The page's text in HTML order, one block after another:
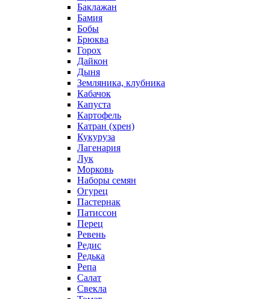
Баклажан
Бамия
Бобы
Брюква
Горох
Дайкон
Дыня
Земляника, клубника
Кабачок
Капуста
Картофель
Катран (хрен)
Кукуруза
Лагенария
Лук
Морковь
Наборы семян
Огурец
Пастернак
Патиссон
Перец
Ревень
Редис
Редька
Репа
Салат
Свекла